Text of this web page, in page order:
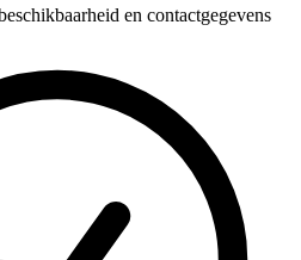
en contactgegevens